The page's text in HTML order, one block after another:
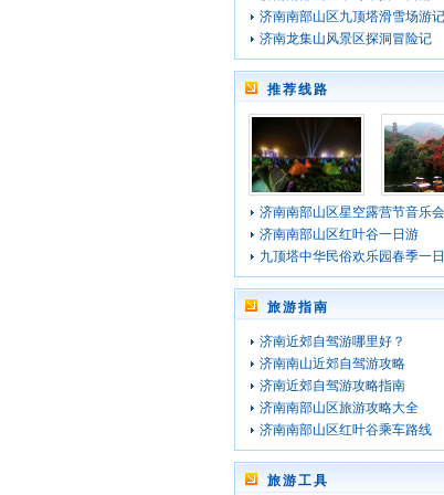
济南南部山区九顶塔滑雪场游记
济南龙集山风景区探洞冒险记
推荐线路
济南南部山区星空露营节音乐会
济南南部山区红叶谷一日游
九顶塔中华民俗欢乐园春季一日
旅游指南
济南近郊自驾游哪里好？
济南南山近郊自驾游攻略
济南近郊自驾游攻略指南
济南南部山区旅游攻略大全
济南南部山区红叶谷乘车路线
旅游工具